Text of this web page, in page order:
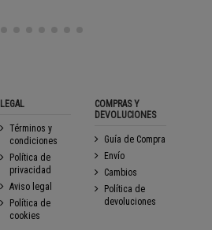
LEGAL
Términos y
condiciones
Política de
privacidad
Aviso legal
Política de
cookies
COMPRAS Y
DEVOLUCIONES
Guía de Compra
Envío
Cambios
Política de
devoluciones